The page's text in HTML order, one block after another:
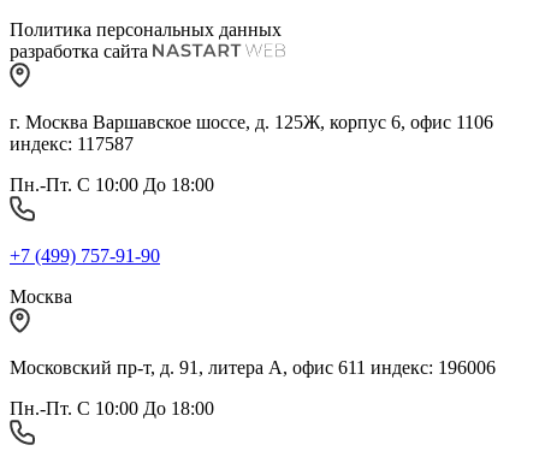
Политика персональных данных
разработка сайта
г. Москва Варшавское шоссе, д. 125Ж, корпус 6, офис 1106
индекс: 117587
Пн.-Пт. С 10:00 До 18:00
+7 (499) 757-91-90
Москва
Московский пр-т, д. 91, литера А, офис 611 индекс: 196006
Пн.-Пт. С 10:00 До 18:00